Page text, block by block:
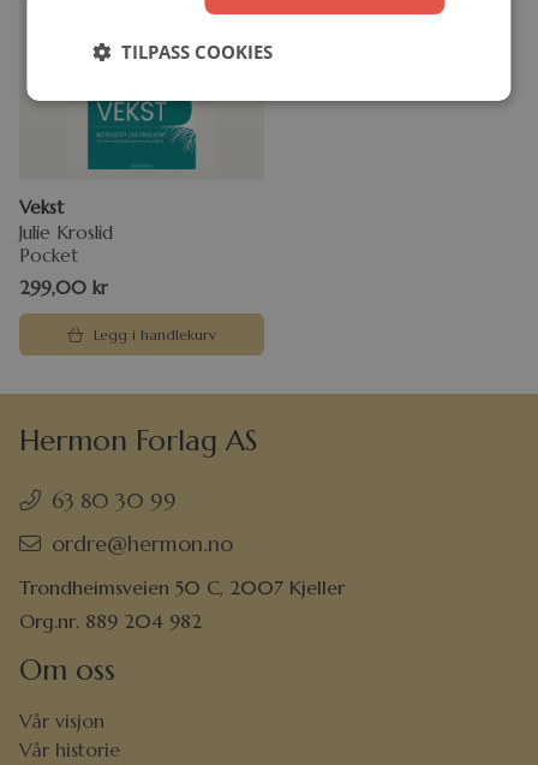
Vekst
Julie Kroslid
Pocket
299,00 kr
Legg i handlekurv
Hermon Forlag AS
63 80 30 99
ordre@hermon.no
Trondheimsveien 50 C, 2007 Kjeller
Org.nr. 889 204 982
Om oss
Vår visjon
Vår historie
TILPASS COOKIES